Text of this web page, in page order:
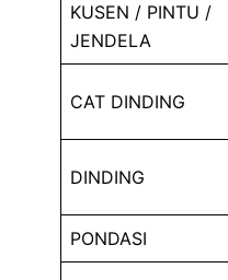
KUSEN / PINTU /
JENDELA
CAT DINDING
DINDING
PONDASI